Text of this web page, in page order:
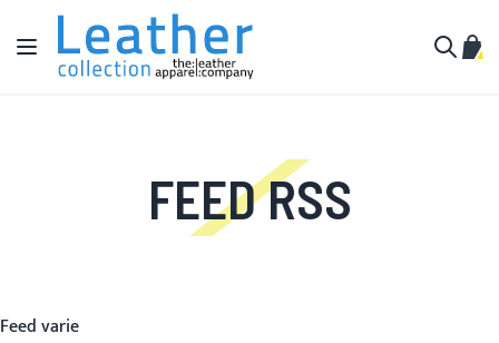
Salta al contenuto
Toggle Nav
FEED RSS
Feed
Feed varie